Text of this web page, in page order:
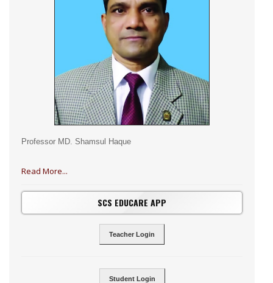
Professor MD. Shamsul Haque
Read More...
SCS EDUCARE APP
Teacher Login
Student Login